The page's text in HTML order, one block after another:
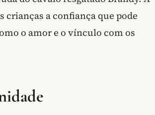
a confiança que pode
o amor e o vínculo com os